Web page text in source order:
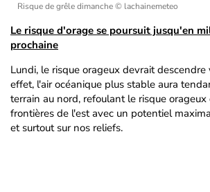
Risque de grêle dimanche© lachainemeteo
Le risque d'orage se poursuit jusqu'en
prochaine
Lundi, le risque orageux devrait descendre
effet, l'air océanique plus stable aura
terrain au nord, refoulant le risque
frontières de l'est avec un potentiel
et surtout sur nos reliefs.